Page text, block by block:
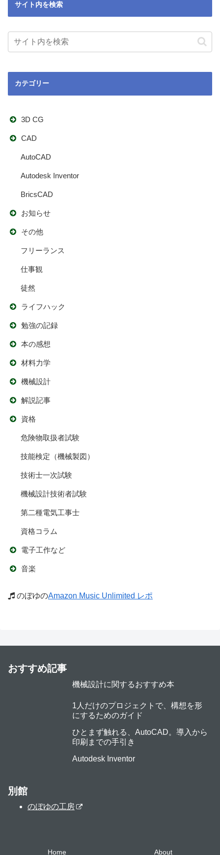
サイト内を検索
カテゴリー
3D CG
CAD
AutoCAD
Autodesk Inventor
BricsCAD
お知らせ
その他
フリーランス
仕事観
徒然
ライフハック
勉強の記録
本の感想
材料力学
機械設計
解説記事
資格
危険物取扱者試験
技能検定（機械製図）
技術士一次試験
機械設計技術者試験
第二種電気工事士
資格コラム
電子工作など
音楽
のぼゆのAmazon Music Unlimited レポ
おすすめ記事
機械設計に関するおすすめ本
1人だけのプロジェクトで、構想を形
にするためのガイド
ひとまず触れる、AutoCAD。導入から
印刷までの手引き
Autodesk Inventor
別館
のぼゆの工房
Home About